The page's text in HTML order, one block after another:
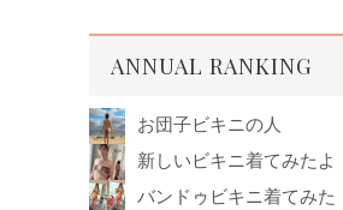
ANNUAL RANKING
お団子ビキニの人
新しいビキニ着てみたよ
バンドゥビキニ着てみた